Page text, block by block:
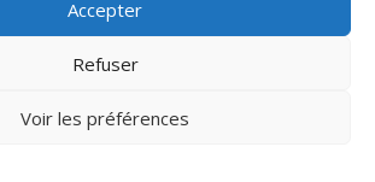
Accepter
Refuser
Voir les préférences